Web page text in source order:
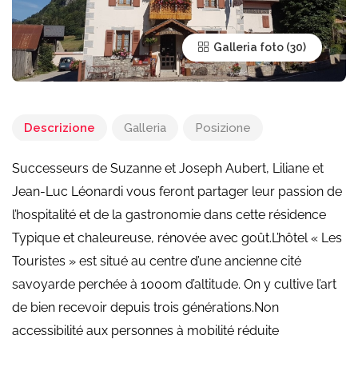
Galleria foto
Descrizione Galleria Posizione
Successeurs de Suzanne et Joseph Aubert, Liliane et
Jean-Luc Léonardi vous feront partager leur passion de
l’hospitalité et de la gastronomie dans cette résidence
Typique et chaleureuse, rénovée avec goût.L’hôtel « Les
Touristes » est situé au centre d’une ancienne cité
savoyarde perchée à 1000m d’altitude. On y cultive l’art
de bien recevoir depuis trois générations.Non
accessibilité aux personnes à mobilité réduite